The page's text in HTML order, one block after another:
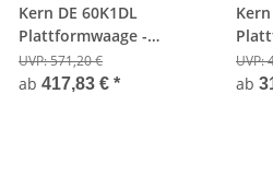
Kern DE 60K1DL
Plattformwaage -
30/60kg;1/2g
UVP:571,20 €
ab 417,83 € *
15/
UVP:
ab